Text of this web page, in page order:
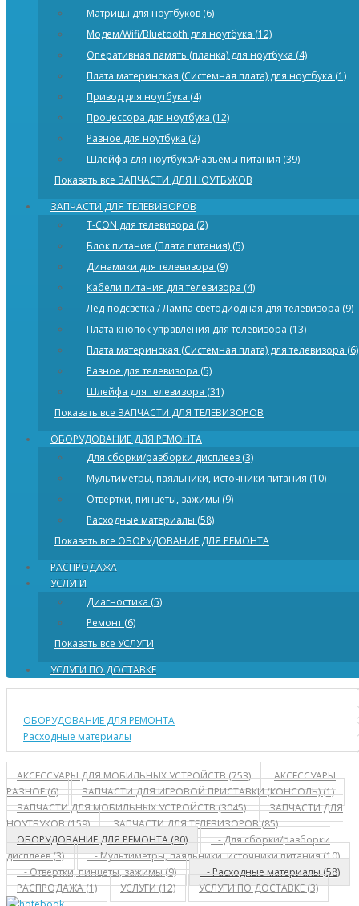
Матрицы для ноутбуков (6)
Модем/Wifi/Bluetooth для ноутбука (12)
Оперативная память (планка) для ноутбука (4)
Плата материнская (Системная плата) для ноутбука (1)
Привод для ноутбука (4)
Процессора для ноутбука (12)
Разное для ноутбука (2)
Шлейфа для ноутбука/Разъемы питания (39)
Показать все ЗАПЧАСТИ ДЛЯ НОУТБУКОВ
ЗАПЧАСТИ ДЛЯ ТЕЛЕВИЗОРОВ
T-CON для телевизора (2)
Блок питания (Плата питания) (5)
Динамики для телевизора (9)
Кабели питания для телевизора (4)
Лед-подсветка / Лампа светодиодная для телевизора (9)
Плата кнопок управления для телевизора (13)
Плата материнская (Системная плата) для телевизора (6)
Разное для телевизора (5)
Шлейфа для телевизора (31)
Показать все ЗАПЧАСТИ ДЛЯ ТЕЛЕВИЗОРОВ
ОБОРУДОВАНИЕ ДЛЯ РЕМОНТА
Для сборки/разборки дисплеев (3)
Мультиметры, паяльники, источники питания (10)
Отвертки, пинцеты, зажимы (9)
Расходные материалы (58)
Показать все ОБОРУДОВАНИЕ ДЛЯ РЕМОНТА
РАСПРОДАЖА
УСЛУГИ
Диагностика (5)
Ремонт (6)
Показать все УСЛУГИ
УСЛУГИ ПО ДОСТАВКЕ
ОБОРУДОВАНИЕ ДЛЯ РЕМОНТА
Расходные материалы
АКСЕССУАРЫ ДЛЯ МОБИЛЬНЫХ УСТРОЙСТВ (753)
АКСЕССУАРЫ
РАЗНОЕ (6)
ЗАПЧАСТИ ДЛЯ ИГРОВОЙ ПРИСТАВКИ (КОНСОЛЬ) (1)
ЗАПЧАСТИ ДЛЯ МОБИЛЬНЫХ УСТРОЙСТВ (3045)
ЗАПЧАСТИ ДЛЯ
НОУТБУКОВ (159)
ЗАПЧАСТИ ДЛЯ ТЕЛЕВИЗОРОВ (85)
ОБОРУДОВАНИЕ ДЛЯ РЕМОНТА (80)
- Для сборки/разборки
дисплеев (3)
- Мультиметры, паяльники, источники питания (10)
- Отвертки, пинцеты, зажимы (9)
- Расходные материалы (58)
РАСПРОДАЖА (1)
УСЛУГИ (12) УСЛУГИ ПО ДОСТАВКЕ (3)